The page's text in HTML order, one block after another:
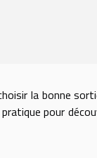
la bonne
pour